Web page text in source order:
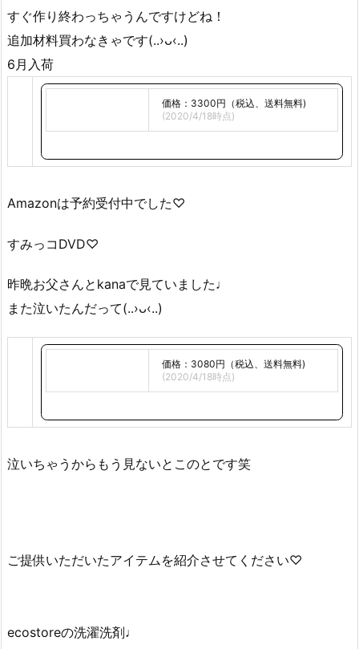
すぐ作り終わっちゃうんですけどね！
追加材料買わなきゃです(..›ᴗ‹..)
6月入荷
価格：3300円（税込、送料無料)
(2020/4/18時点)
Amazonは予約受付中でした♡
すみっコDVD♡
昨晩お父さんとkanaで見ていました♩
また泣いたんだって(..›ᴗ‹..)
価格：3080円（税込、送料無料)
(2020/4/18時点)
泣いちゃうからもう見ないとこのとです笑
ご提供いただいたアイテムを紹介させてください♡
ecostoreの洗濯洗剤♩